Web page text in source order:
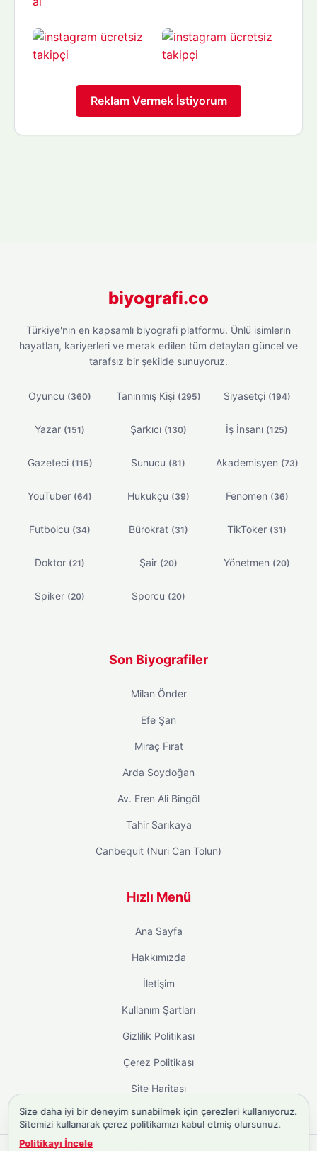
Reklam Vermek İstiyorum
biyografi.co
Türkiye'nin en kapsamlı biyografi platformu. Ünlü isimlerin
hayatları, kariyerleri ve merak edilen tüm detayları güncel ve
tarafsız bir şekilde sunuyoruz.
Oyuncu (360) Tanınmış Kişi (295) Siyasetçi (194)
Yazar (151) Şarkıcı (130) İş İnsanı (125)
Gazeteci (115) Sunucu (81) Akademisyen (73)
YouTuber (64) Hukukçu (39) Fenomen (36)
Futbolcu (34) Bürokrat (31) TikToker (31)
Doktor (21) Şair (20) Yönetmen (20)
Spiker (20) Sporcu (20)
Son Biyografiler
Milan Önder
Efe Şan
Miraç Fırat
Arda Soydoğan
Av. Eren Ali Bingöl
Tahir Sarıkaya
Canbequit (Nuri Can Tolun)
Hızlı Menü
Ana Sayfa
Hakkımızda
İletişim
Kullanım Şartları
Gizlilik Politikası
Çerez Politikası
Site Haritası
Size daha iyi bir deneyim sunabilmek için çerezleri kullanıyoruz.
Sitemizi kullanarak çerez politikamızı kabul etmiş olursunuz.
Politikayı İncele